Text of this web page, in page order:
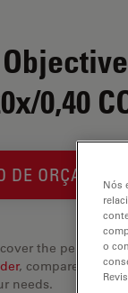
0,40
the perfect
, compare
needs.
Nós
o